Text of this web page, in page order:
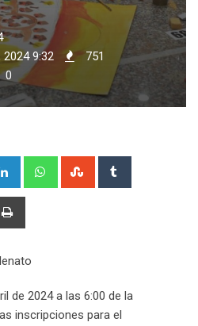
2024 9:32
751
0
LinkedIn WhatsappStumbleUpon
de 2024 a las 6:00 de la
inscripciones para el